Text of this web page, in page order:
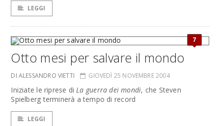
LEGGI
7
Otto mesi per salvare il mondo
DI ALESSANDRO VIETTI GIOVEDÌ 25 NOVEMBRE 2004
Iniziate le riprese diLa guerra dei mondi, che Steven
Spielberg terminerà a tempo di record
LEGGI